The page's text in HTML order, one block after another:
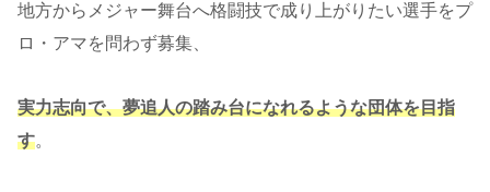
地方からメジャー舞台へ格闘技で成り上がりたい選手をプ
ロ・アマを問わず募集、
実力志向で、夢追人の踏み台になれるような団体を目指
す。